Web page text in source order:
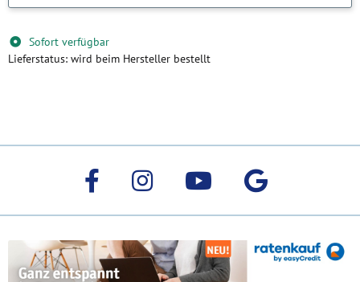
Sofort verfügbar
Lieferstatus: wird beim Hersteller bestellt